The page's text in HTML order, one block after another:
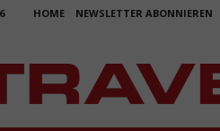
HOME NEWSLETTER ABONNIEREN